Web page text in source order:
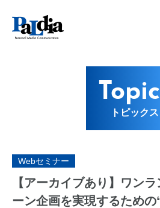
トピックス
Webセミナー
【アーカイブあり】ワン
ーン企画を実現するための